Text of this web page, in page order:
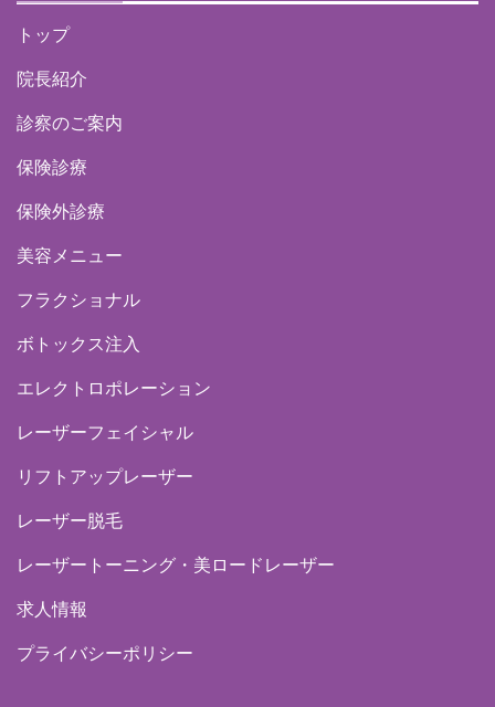
トップ
院長紹介
診察のご案内
保険診療
保険外診療
美容メニュー
フラクショナル
ボトックス注入
エレクトロポレーション
レーザーフェイシャル
リフトアップレーザー
レーザー脱毛
レーザートーニング・美ロードレーザー
求人情報
プライバシーポリシー